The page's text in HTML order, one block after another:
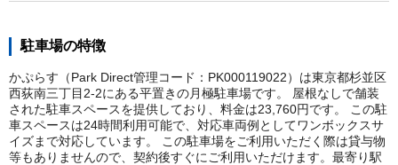
駐車場の特徴
かぷらす（Park Direct管理コード：PK000119022）は東京都杉並区
西荻南三丁目2-2にある平置きの月極駐車場です。 屋根なしで舗装
された駐車スペースを提供しており、料金は23,760円です。 この駐
車スペースは24時間利用可能で、対応車両例としてワンボックスサ
イズまで対応しています。 この駐車場をご利用いただく際は貸与物
等もありませんので、契約後すぐにご利用いただけます。 最寄り駅